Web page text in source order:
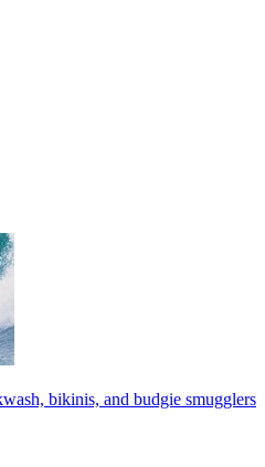
bikinis, and budgie smugglers